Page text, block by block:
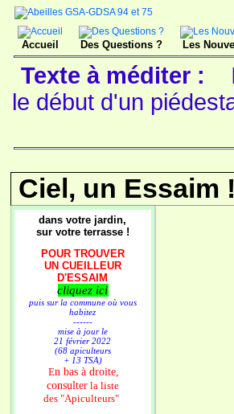
Accueil Des Questions ? Les
Texte à méditer :
le début d'un
Ciel, un Essaim !
dans votre jardin,
sur votre terrasse !
POUR TROUVER
UN CUEILLEUR
D'ESSAIM
cliquez ici
puis sur la commune où vous
habitez
------
mise à jour le
21 février 2022
(68 apiculteurs
+ 13 TSA)
En bas à droite,
consulter la liste
des"Apiculteurs"